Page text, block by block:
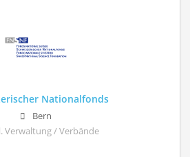
Nationalfonds
Bern
Verwaltung / Verbände